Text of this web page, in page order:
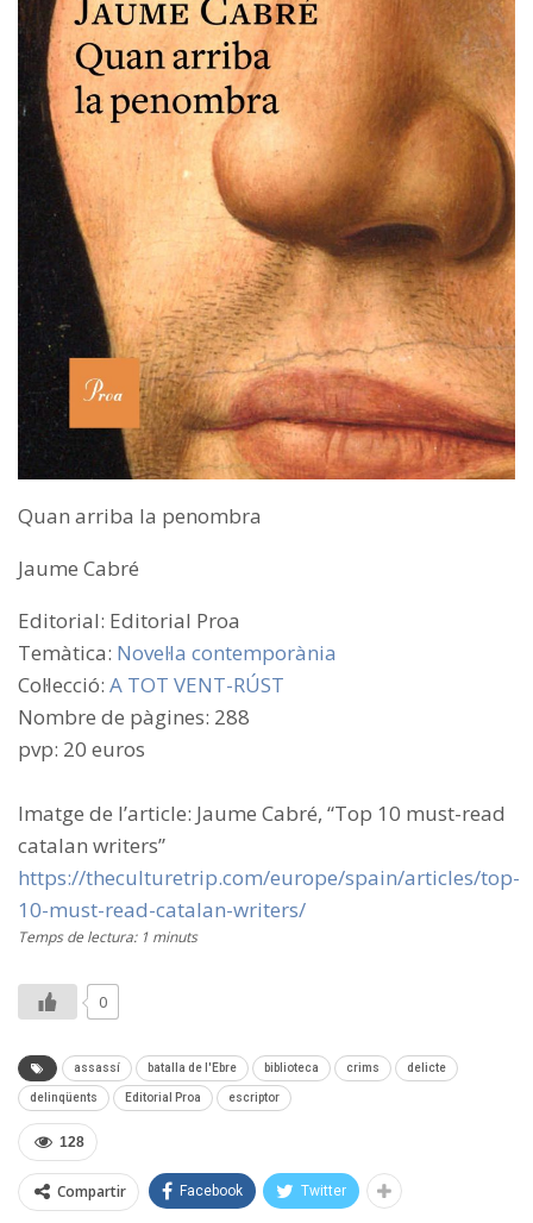
Quan arriba la penombra
Jaume Cabré
Editorial: Editorial Proa
Temàtica: Novel·la contemporània
Col·lecció: A TOT VENT-RÚST
Nombre de pàgines: 288
pvp: 20 euros
Imatge de l’article: Jaume Cabré, “Top 10 must-read
catalan writers”
https://theculturetrip.com/europe/spain/articles/top-
10-must-read-catalan-writers/
Temps de lectura: 1 minuts
0
assassí batalla de l'Ebre biblioteca crims delicte
delinqüents Editorial Proa escriptor
128
Compartir Facebook Twitter